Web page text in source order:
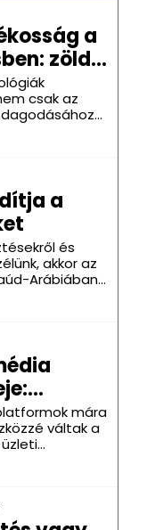
a
zöld
csak az
magával
a
és
akkor az
Arábiában,
Kuvaitban, és
Arab
egyik
Az
turizmusra
amely
egy
tenger alatti
és a
mára
váltak a
olyan
számára,